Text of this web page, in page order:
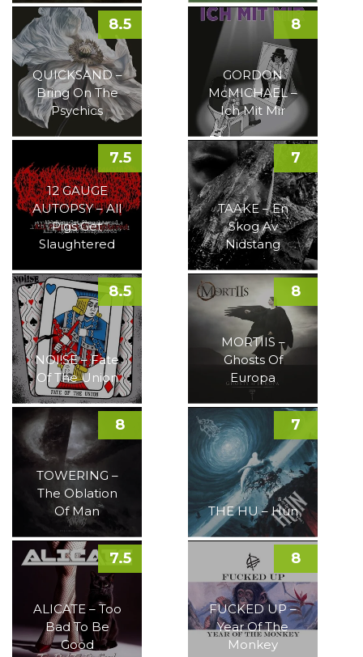
QUICKSAND –
Bring On The
Psychics
8.5
GORDON
McMICHAEL –
Ich Mit Mir
8
12 GAUGE
AUTOPSY – All
Pigs Get
Slaughtered
7.5
TAAKE – En
Skog Av
Nidstang
7
NOI!SE – Fate
Of The Union
8.5
MORTIIS –
Ghosts Of
Europa
8
TOWERING –
The Oblation
Of Man
8
THE HU – Hun
7
ALICATE – Too
Bad To Be
Good
7.5
FUCKED UP –
Year Of The
Monkey
8